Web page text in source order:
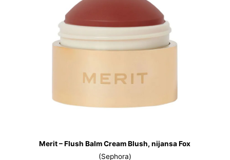
Merit – Flush Balm Cream Blush, nijansa Fox
(Sephora)